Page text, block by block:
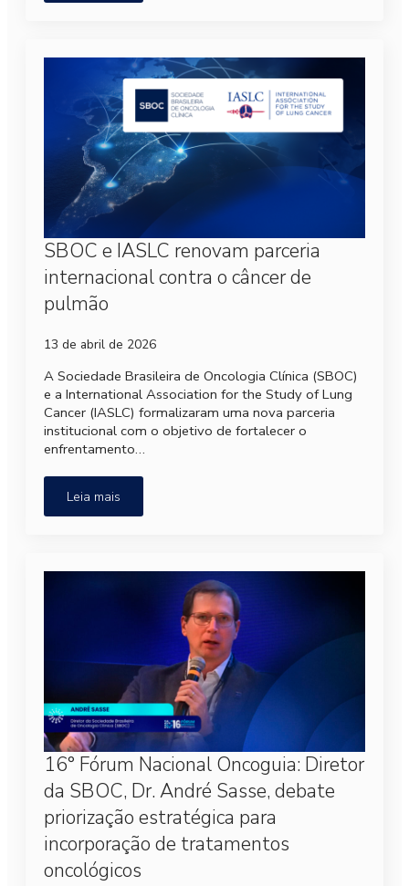
SBOC e IASLC renovam parceria
internacional contra o câncer de
pulmão
13 de abril de 2026
A Sociedade Brasileira de Oncologia Clínica (SBOC)
e a International Association for the Study of Lung
Cancer (IASLC) formalizaram uma nova parceria
institucional com o objetivo de fortalecer o
enfrentamento…
Leia mais
16° Fórum Nacional Oncoguia: Diretor
da SBOC, Dr. André Sasse, debate
priorização estratégica para
incorporação de tratamentos
oncológicos